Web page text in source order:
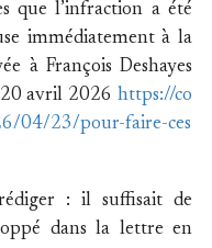
que l’infraction a été
immédiatement à la
à François Deshayes
avril 2026 https://co
04/23/pour-faire-ces
: il suffisait de
dans la lettre en